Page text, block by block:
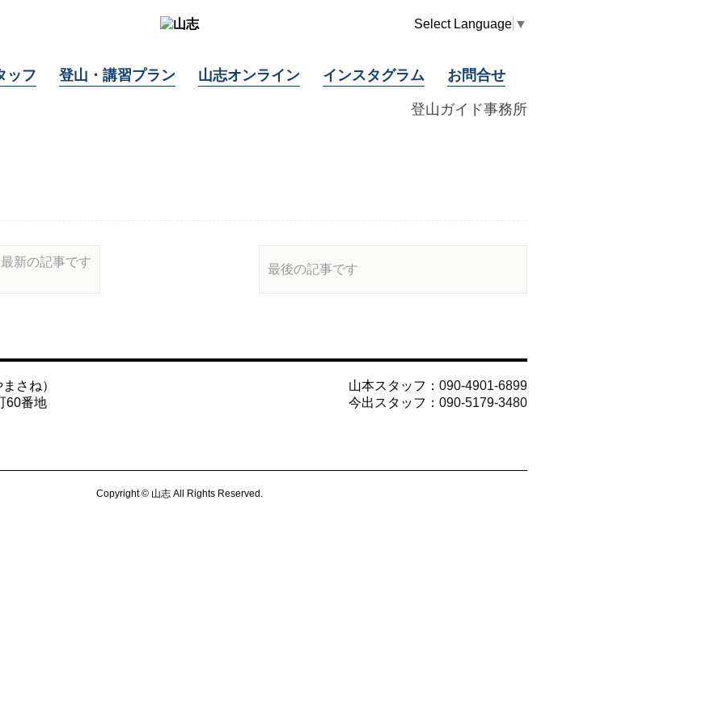
登山ガイド事務所
Select Language ▼
ッフ 登山・講習プラン 山志オンライン インスタグラム お問合せ
最新の記事です
最後の記事です
さね）
60番地
山本スタッフ： 090-4901-6899
今出スタッフ： 090-5179-3480
Copyright © 山志 All Rights Reserved.